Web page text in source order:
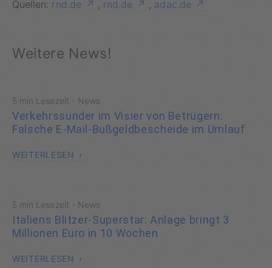
Quellen: rnd.de , rnd.de , adac.de
Weitere News!
5 min Lesezeit · News
Verkehrssünder im Visier von Betrügern:
Falsche E-Mail-Bußgeldbescheide im Umlauf
WEITERLESEN
5 min Lesezeit · News
Italiens Blitzer-Superstar: Anlage bringt 3
Millionen Euro in 10 Wochen
WEITERLESEN